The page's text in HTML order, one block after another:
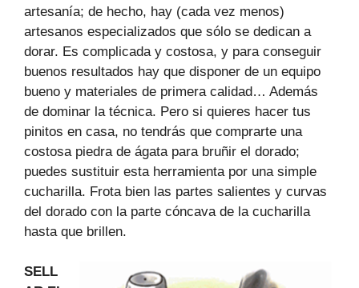
artesanía; de hecho, hay (cada vez menos)
artesanos especializados que sólo se dedican a
dorar. Es complicada y costosa, y para conseguir
buenos resultados hay que disponer de un equipo
bueno y materiales de primera calidad… Además
de dominar la técnica. Pero si quieres hacer tus
pinitos en casa, no tendrás que comprarte una
costosa piedra de ágata para bruñir el dorado;
puedes sustituir esta herramienta por una simple
cucharilla. Frota bien las partes salientes y curvas
del dorado con la parte cóncava de la cucharilla
hasta que brillen.
SELL